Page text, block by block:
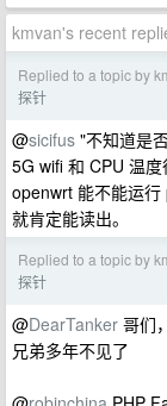
kmvan's recent
Replied to a topic by
探针
@sicifus "不知道是
5G wifi 和 CPU 温
openwrt 能不能运行
就肯定能读出。
Replied to a topic by
探针
@DearTanker 哥们
兄弟多年不见了